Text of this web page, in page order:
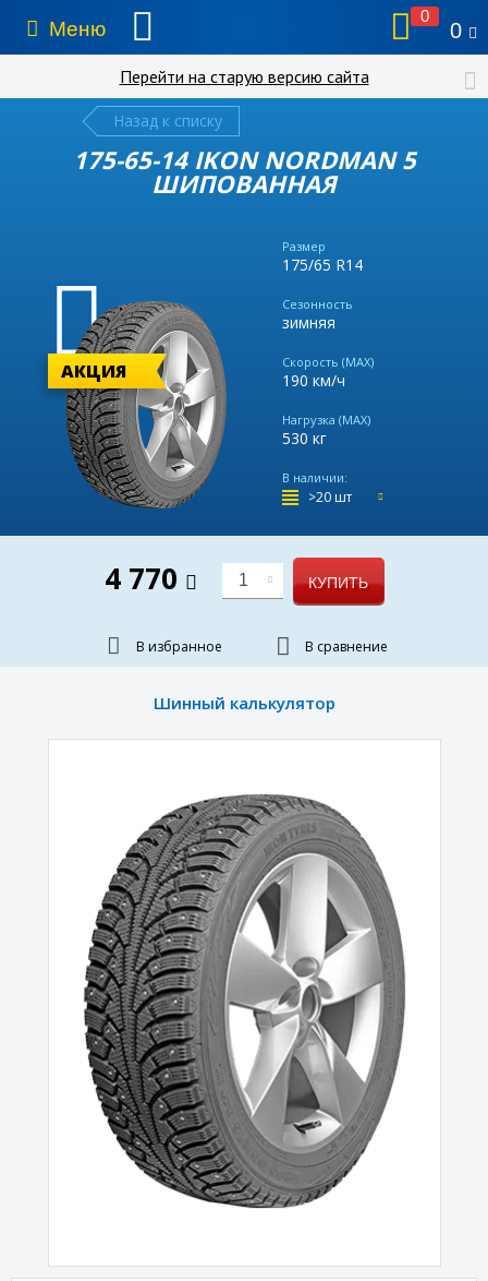
Меню
0
0
Перейти на старую версию сайта
Назад к списку
175-65-14 IKON NORDMAN 5
ШИПОВАННАЯ
Размер
175/65 R14
Сезонность
зимняя
Скорость (MAX)
190 км/ч
Нагрузка (MAX)
530 кг
В наличии:
>20 шт
АКЦИЯ
4 770 1 КУПИТЬ
В избранное В сравнение
Шинный калькулятор